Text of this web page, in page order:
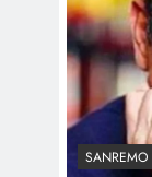
SANREMO